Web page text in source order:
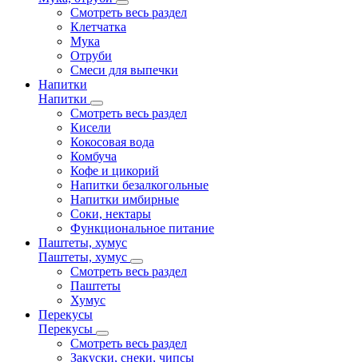
Смотреть весь раздел
Клетчатка
Мука
Отруби
Смеси для выпечки
Напитки
Напитки
Смотреть весь раздел
Кисели
Кокосовая вода
Комбуча
Кофе и цикорий
Напитки безалкогольные
Напитки имбирные
Соки, нектары
Функциональное питание
Паштеты, хумус
Паштеты, хумус
Смотреть весь раздел
Паштеты
Хумус
Перекусы
Перекусы
Смотреть весь раздел
Закуски, снеки, чипсы